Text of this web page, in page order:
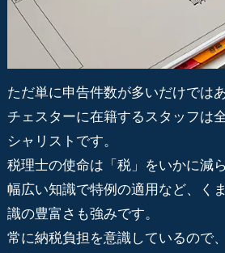
ただ単に申告件数が多いだけでは
チェスターに在籍するスタッフは
シャリストです。
税理士の使命は「税」をいかに減ら
幅広い知識で特例の適用など、く
識の豊富さも強みです。
常に納税負担を意識しているので